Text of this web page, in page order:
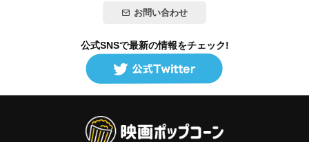
お問い合わせ
公式SNSで最新の情報をチェック!